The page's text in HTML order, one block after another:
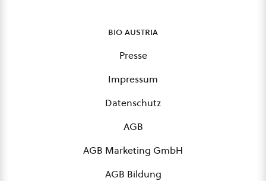
bio austria
Presse
Impressum
Datenschutz
AGB
AGB Marketing GmbH
AGB Bildung